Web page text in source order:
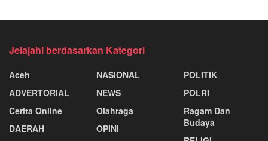
Jelajahi berdasarkan Kategori
Aceh
ADVERTORIAL
Cerita Online
DAERAH
NASIONAL
NEWS
Olahraga
OPINI
POLITIK
POLRI
Ragam Dan
Budaya